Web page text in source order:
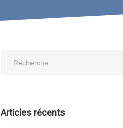
Articles récents